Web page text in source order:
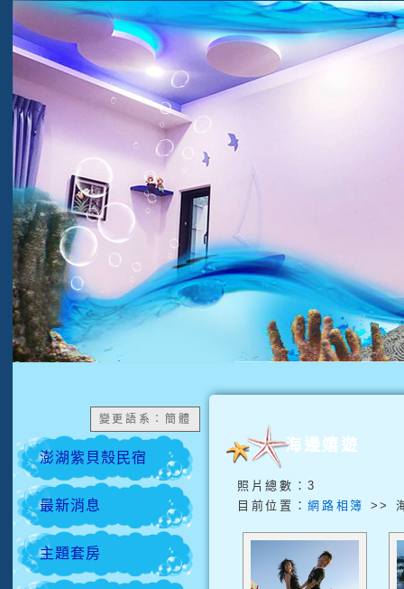
變更語系：簡體
澎湖紫貝殼民宿
最新消息
主題套房
海邊嬉遊
照片總數：3
目前位置：網路相簿 >>